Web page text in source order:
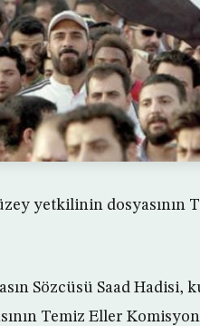
yetkilinin dosyasının
Sözcüsü Saad Hadisi,
Temiz Eller